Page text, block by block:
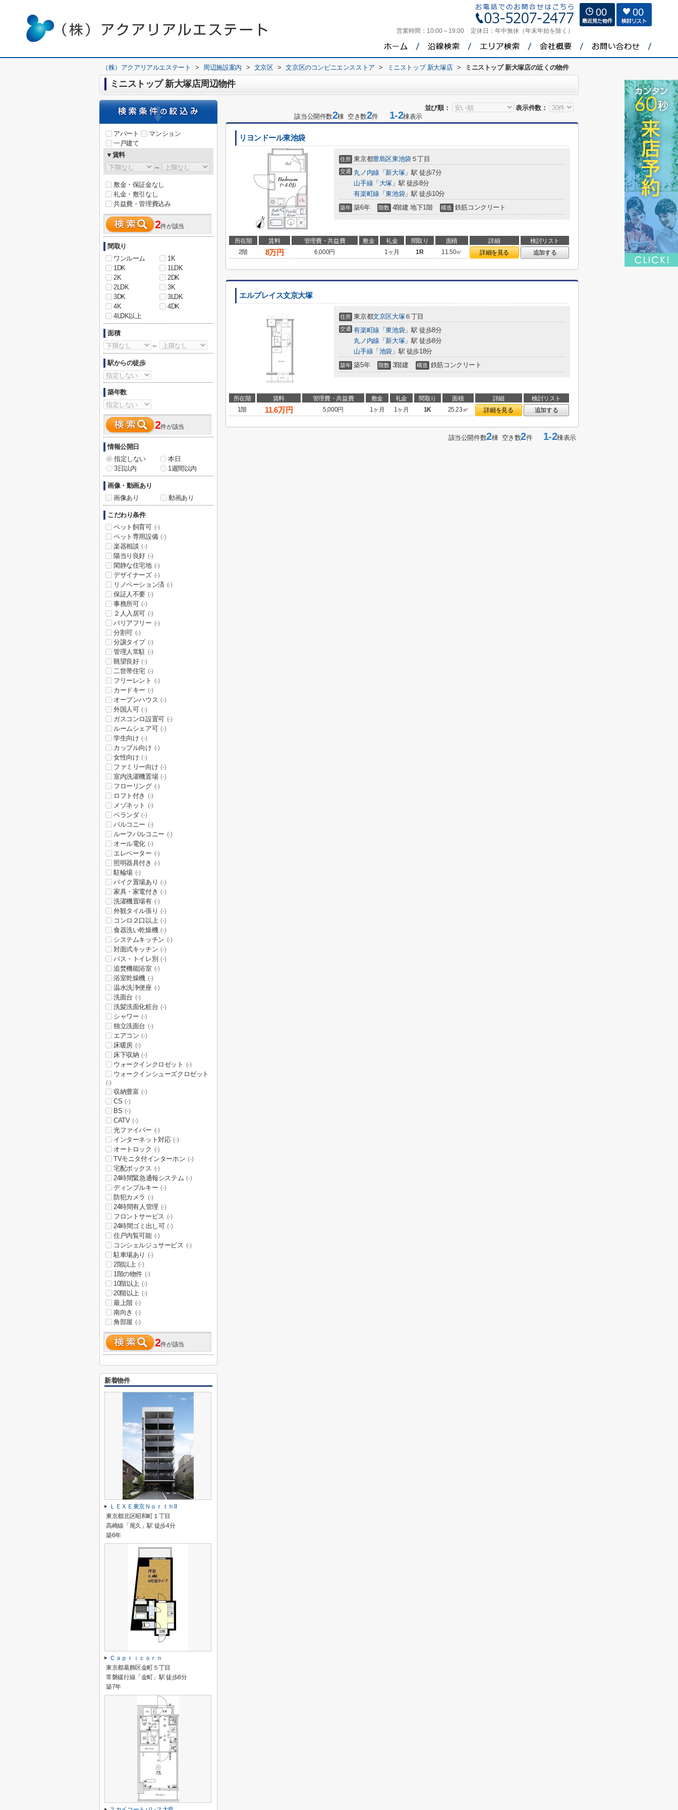
営業時間： 10:00～19:00 定休日： 年中無休（年末年始を除く）
00 00
（株）アクアリアルエステート > 周辺施設案内 > 文京区 > 文京区のコンビニエンスストア > ミニストップ 新大塚店 > ミニストップ 新大塚店の近くの物件
ミニストップ 新大塚店周辺物件
並び順：
表示件数：
該当公開件数2棟 空き数2件 1-2棟表示
リヨンドール東池袋
住所 東京都豊島区東池袋５丁目
交通 丸ノ内線 「 新大塚」駅 徒歩7分
山手線 「 大塚 」駅 徒歩8分
有楽町線 「東池袋」駅 徒歩10分
築年 築6年 階数 4階建 地下1階 構造 鉄筋コンクリート
所在階 賃料 管理費・共益費 敷金 礼金 間取り 面積 詳細
検討リスト
2階
8万円 6,000円 1ヶ月 1R 11.50㎡ 詳細を見る 追加する
エルプレイス文京大塚
住所 東京都文京区大塚６丁目
交通 有楽町線 「東池袋」駅 徒歩8分
丸ノ内線 「 新大塚」駅 徒歩8分
山手線 「 池袋 」駅 徒歩18分
築年 築5年 階数 3階建 構造 鉄筋コンクリート
所在階 賃料 管理費・共益費 敷金 礼金 間取り 面積 詳細
検討リスト
1階
11.6万円 5,000円 1ヶ月 1ヶ月 1K 25.23㎡ 詳細を見る 追加する
該当公開件数2棟 空き数2件1-2棟表示
アパート
マンション
一戸建て
▼賃料
～
敷金・保証金なし
礼金・敷引なし
共益費・管理費込み
2件が該当
間取り
ワンルーム
1K
1DK
1LDK
2K
2DK
2LDK
3K
3DK
3LDK
4K
4DK
4LDK以上
面積
～
駅からの徒歩
築年数
2件が該当
情報公開日
指定しない
本日
3日以内
1週間以内
画像・動画あり
画像あり
動画あり
こだわり条件
ペット飼育可 (-)
ペット専用設備 (-)
楽器相談 (-)
陽当り良好 (-)
閑静な住宅地 (-)
デザイナーズ (-)
リノベーション済 (-)
保証人不要 (-)
事務所可 (-)
２人入居可 (-)
バリアフリー (-)
分割可 (-)
分譲タイプ (-)
管理人常駐 (-)
眺望良好 (-)
二世帯住宅 (-)
フリーレント (-)
カードキー (-)
オープンハウス (-)
外国人可 (-)
ガスコンロ設置可 (-)
ルームシェア可 (-)
学生向け (-)
カップル向け (-)
女性向け (-)
ファミリー向け (-)
室内洗濯機置場 (-)
フローリング (-)
ロフト付き (-)
メゾネット (-)
ベランダ (-)
バルコニー (-)
ルーフバルコニー (-)
オール電化 (-)
エレベーター (-)
照明器具付き (-)
駐輪場 (-)
バイク置場あり (-)
家具・家電付き (-)
洗濯機置場有 (-)
外観タイル張り (-)
コンロ２口以上 (-)
食器洗い乾燥機 (-)
システムキッチン (-)
対面式キッチン (-)
バス・トイレ別 (-)
追焚機能浴室 (-)
浴室乾燥機 (-)
温水洗浄便座 (-)
洗面台 (-)
洗髪洗面化粧台 (-)
シャワー (-)
独立洗面台 (-)
エアコン (-)
床暖房 (-)
床下収納 (-)
ウォークインクロゼット (-)
ウォークインシューズクロゼット
(-)
収納豊富 (-)
CS (-)
BS (-)
CATV (-)
光ファイバー (-)
インターネット対応 (-)
オートロック (-)
TVモニタ付インターホン (-)
宅配ボックス (-)
24時間緊急通報システム (-)
ディンプルキー (-)
防犯カメラ (-)
24時間有人管理 (-)
フロントサービス (-)
24時間ゴミ出し可 (-)
住戸内覧可能 (-)
コンシェルジュサービス (-)
駐車場あり (-)
2階以上 (-)
1階の物件 (-)
10階以上 (-)
20階以上 (-)
最上階 (-)
南向き (-)
角部屋 (-)
2件が該当
新着物件
ＬＥＸＥ東京ＮｏｒｔｈII
東京都北区昭和町１丁目
高崎線「尾久」駅 徒歩4分
築6年
Ｃａｐｒｉｃｏｒｎ
東京都葛飾区金町５丁目
常磐緩行線「金町」駅 徒歩8分
築7年